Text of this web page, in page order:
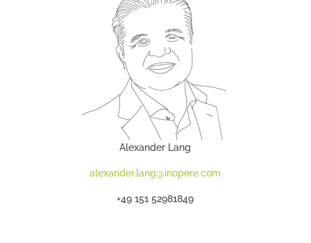
Alexander Lang
alexander.lang@inopere.com
+49 151 52981849